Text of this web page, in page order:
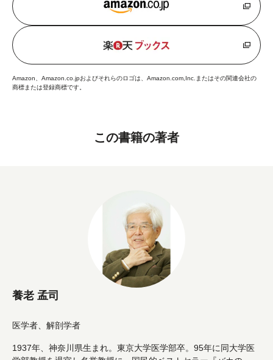
Amazon、Amazon.co.jpおよびそれらのロゴは、Amazon.com,Inc.またはその関連会社の
商標または登録商標です。
この書籍の著者
養老 孟司
医学者、解剖学者
1937年、神奈川県生まれ。東京大学医学部卒。95年に同大学医